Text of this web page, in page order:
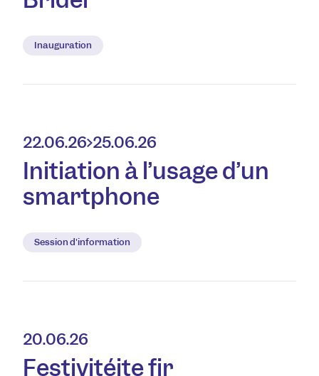
Inauguration
22.06.26 25.06.26
Initiation à l’usage d’un
smartphone
Session d'information
20.06.26
Festivitéite fir